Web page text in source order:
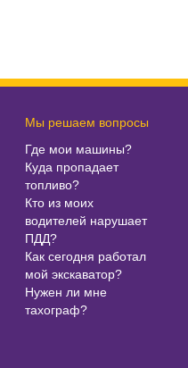
Мы решаем вопросы
Где мои машины?
Куда пропадает
топливо?
Кто из моих
водителей нарушает
ПДД?
Как сегодня работал
мой экскаватор?
Нужен ли мне
тахограф?